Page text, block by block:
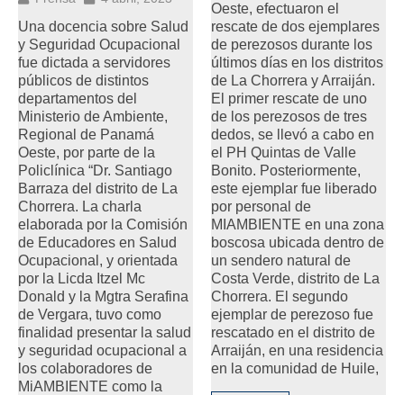
Una docencia sobre Salud
y Seguridad Ocupacional
fue dictada a servidores
públicos de distintos
departamentos del
Ministerio de Ambiente,
Regional de Panamá
Oeste, por parte de la
Policlínica “Dr. Santiago
Barraza del distrito de La
Chorrera. La charla
elaborada por la Comisión
de Educadores en Salud
Ocupacional, y orientada
por la Licda Itzel Mc
Donald y la Mgtra Serafina
de Vergara, tuvo como
finalidad presentar la salud
y seguridad ocupacional a
los colaboradores de
MiAMBIENTE como la
Oeste, efectuaron el
rescate de dos ejemplares
de perezosos durante los
últimos días en los distritos
de La Chorrera y Arraiján.
El primer rescate de uno
de los perezosos de tres
dedos, se llevó a cabo en
el PH Quintas de Valle
Bonito. Posteriormente,
este ejemplar fue liberado
por personal de
MIAMBIENTE en una zona
boscosa ubicada dentro de
un sendero natural de
Costa Verde, distrito de La
Chorrera. El segundo
ejemplar de perezoso fue
rescatado en el distrito de
Arraiján, en una residencia
en la comunidad de Huile,